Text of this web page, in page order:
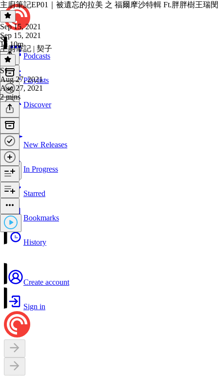
Podcasts
Playlists
Discover
New Releases
In Progress
Starred
Bookmarks
History
Create account
Sign in
主廚筆記EP01｜被遺忘的拉美 之 福爾摩沙特輯 Ft.胖胖樹王瑞閔
Sep 15, 2021
Sep 15, 2021
1h 10m
S1
主廚筆記 | 契子
S1·
Aug 27, 2021
Aug 27, 2021
2 mins